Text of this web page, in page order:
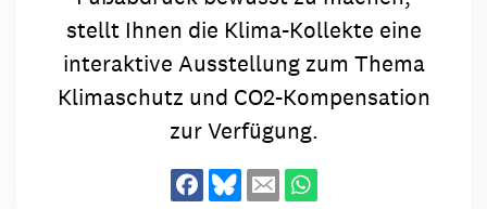
stellt Ihnen die Klima-Kollekte eine
interaktive Ausstellung zum Thema
Klimaschutz und CO2-Kompensation
zur Verfügung.